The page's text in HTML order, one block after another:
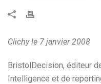
Clichy le 7 janvier 2008
BristolDecision, éditeur
Intelligence et de